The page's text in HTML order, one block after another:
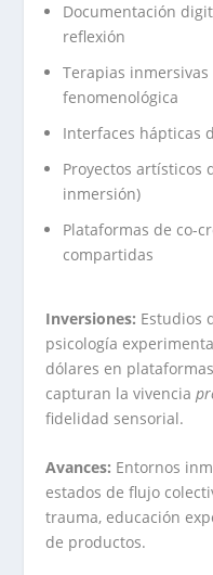
Documentación
reflexión
Terapias
fenomenológica
Interfaces hápticas
Proyectos artísticos
inmersión)
Plataformas de co-
compartidas
Inversiones: Estudios
psicología
dólares en
capturan la vivencia
fidelidad sensorial.
Avances: Entornos
estados de flujo
trauma, educación
de productos.